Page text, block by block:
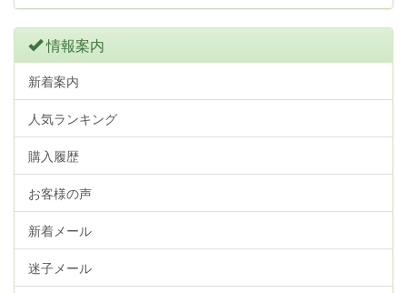
情報案内
新着案内
人気ランキング
購入履歴
お客様の声
新着メール
迷子メール